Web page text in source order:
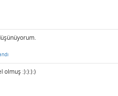
olmuş :):):):)